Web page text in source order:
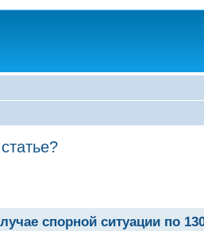
спорной ситуации по